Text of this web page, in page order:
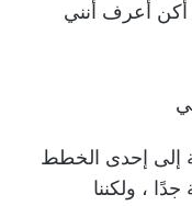
أكن أعرف أنني
إلى إحدى الخطط
، ولكننا